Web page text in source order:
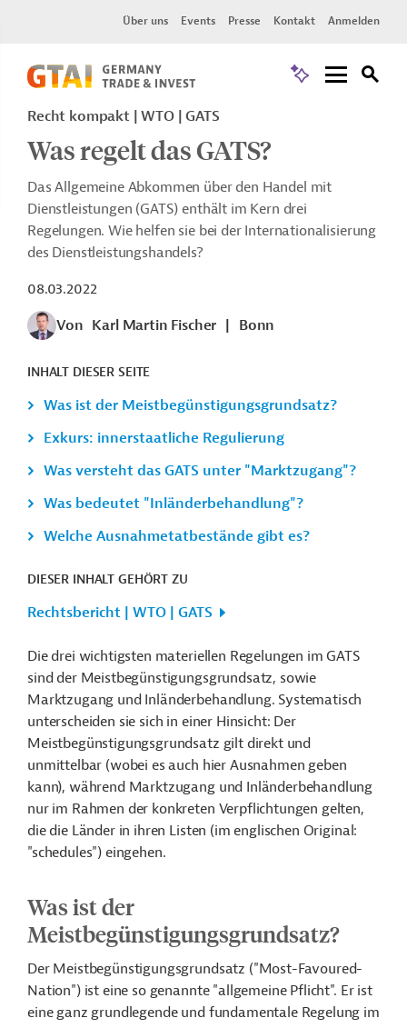
Über uns Events Presse Kontakt Anmelden
Recht kompakt | WTO | GATS
Was regelt das GATS?
Das Allgemeine Abkommen über den Handel mit
Dienstleistungen (GATS) enthält im Kern drei
Regelungen. Wie helfen sie bei der Internationalisierung
des Dienstleistungshandels?
08.03.2022
Von Karl Martin Fischer Bonn
INHALT DIESER SEITE
Was ist der Meistbegünstigungsgrundsatz?
Exkurs: innerstaatliche Regulierung
Was versteht das GATS unter "Marktzugang"?
Was bedeutet "Inländerbehandlung"?
Welche Ausnahmetatbestände gibt es?
DIESER INHALT GEHÖRT ZU
Rechtsbericht | WTO | GATS
Die drei wichtigsten materiellen Regelungen im GATS
sind der Meistbegünstigungsgrundsatz, sowie
Marktzugang und Inländerbehandlung. Systematisch
unterscheiden sie sich in einer Hinsicht: Der
Meistbegünstigungsgrundsatz gilt direkt und
unmittelbar (wobei es auch hier Ausnahmen geben
kann), während Marktzugang und Inländerbehandlung
nur im Rahmen der konkreten Verpflichtungen gelten,
die die Länder in ihren Listen (im englischen Original:
"schedules") eingehen.
Was ist der
Meistbegünstigungsgrundsatz?
Der Meistbegünstigungsgrundsatz ("Most-Favoured-
Nation") ist eine so genannte "allgemeine Pflicht". Er ist
eine ganz grundlegende und fundamentale Regelung im